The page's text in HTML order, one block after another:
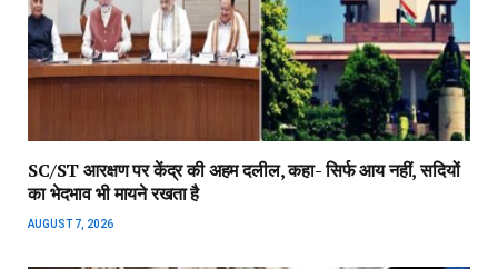
SC/ST आरक्षण पर केंद्र की अहम दलील, कहा- सिर्फ आय नहीं, सदियों
का भेदभाव भी मायने रखता है
AUGUST 7, 2026